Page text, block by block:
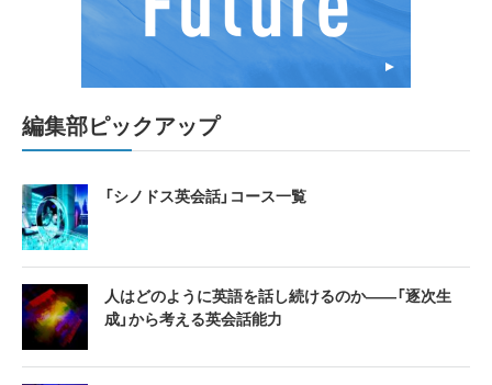
編集部ピックアップ
「シノドス英会話」コース一覧
人はどのように英語を話し続けるのか――「逐次生
成」から考える英会話能力